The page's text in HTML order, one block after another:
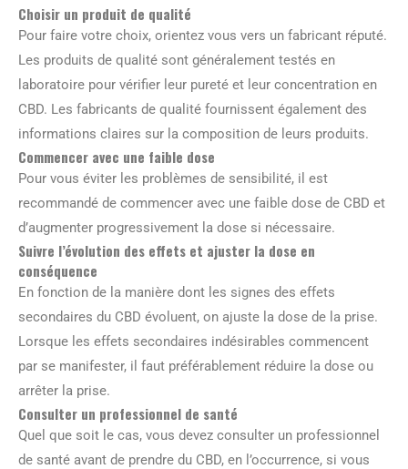
Choisir un produit de qualité
Pour faire votre choix, orientez vous vers un fabricant réputé.
Les produits de qualité sont généralement testés en
laboratoire pour vérifier leur pureté et leur concentration en
CBD. Les fabricants de qualité fournissent également des
informations claires sur la composition de leurs produits.
Commencer avec une faible dose
Pour vous éviter les problèmes de sensibilité, il est
recommandé de commencer avec une faible dose de CBD et
d’augmenter progressivement la dose si nécessaire.
Suivre l’évolution des effets et ajuster la dose en
conséquence
En fonction de la manière dont les signes des effets
secondaires du CBD évoluent, on ajuste la dose de la prise.
Lorsque les effets secondaires indésirables commencent
par se manifester, il faut préférablement réduire la dose ou
arrêter la prise.
Consulter un professionnel de santé
Quel que soit le cas, vous devez consulter un professionnel
de santé avant de prendre du CBD, en l’occurrence, si vous